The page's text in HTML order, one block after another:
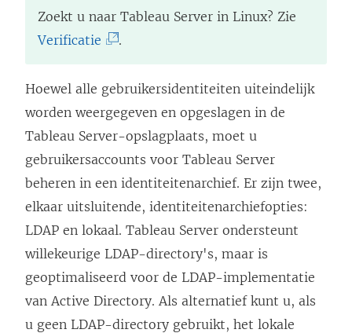
Zoekt u naar Tableau Server in Linux? Zie
Verificatie
i
n
k
w
o
r
d
t
i
n
e
.
Hoewel alle gebruikersidentiteiten uiteindelijk
worden weergegeven en opgeslagen in de
Tableau Server-opslagplaats, moet u
gebruikersaccounts voor Tableau Server
beheren in een identiteitenarchief. Er zijn twee,
elkaar uitsluitende, identiteitenarchiefopties:
LDAP en lokaal. Tableau Server ondersteunt
willekeurige LDAP-directory's, maar is
geoptimaliseerd voor de LDAP-implementatie
van Active Directory. Als alternatief kunt u, als
u geen LDAP-directory gebruikt, het lokale